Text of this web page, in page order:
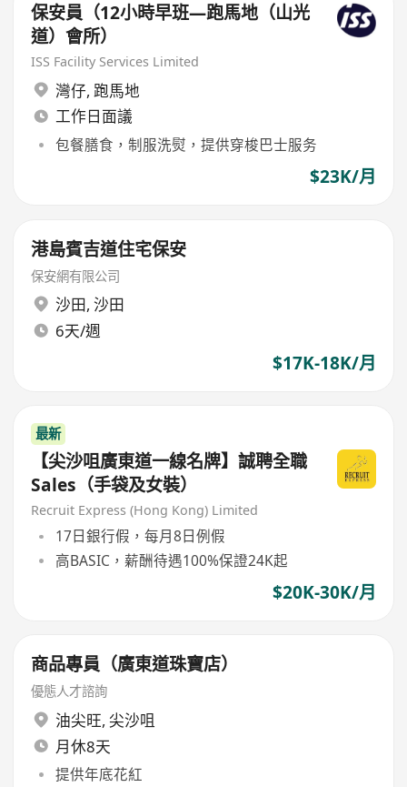
保安員（12小時早班—跑馬地（山光
道）會所）
ISS Facility Services Limited
灣仔, 跑馬地
工作日面議
包餐膳食，制服洗熨，提供穿梭巴士服务
$23K/月
港島賓吉道住宅保安
保安網有限公司
沙田, 沙田
6天/週
$17K-18K/月
最新
【尖沙咀廣東道一線名牌】誠聘全職
Sales（手袋及女裝）
Recruit Express (Hong Kong) Limited
17日銀行假，每月8日例假
高BASIC，薪酬待遇100%保證24K起
$20K-30K/月
商品專員（廣東道珠寶店）
優態人才諮詢
油尖旺, 尖沙咀
月休8天
提供年底花紅